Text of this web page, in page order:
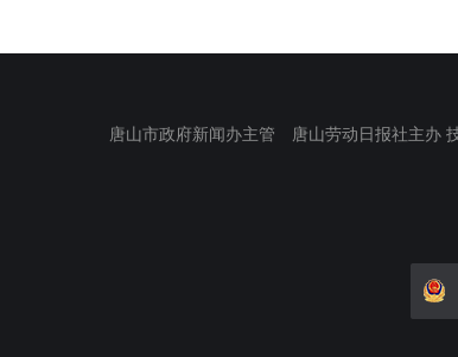
唐山市政府新闻办主管 唐山劳动日报社主办